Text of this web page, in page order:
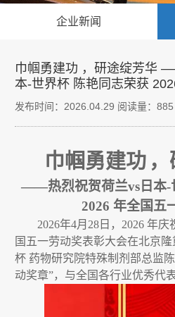
企业新闻
巾帼勇建功 ，研途绽芳华
本-世界杯 陈艳同志荣获
发布时间：2026.04.29 阅读量：885
巾帼勇建功
——热烈祝贺荷兰vs日本
2026 年全国五
2026年4月 28 日， 2026 年庆
国五一劳动奖表彰大会在北京
杯 药物研究院特殊制剂部总监
动奖章”，与全国各行业优秀代